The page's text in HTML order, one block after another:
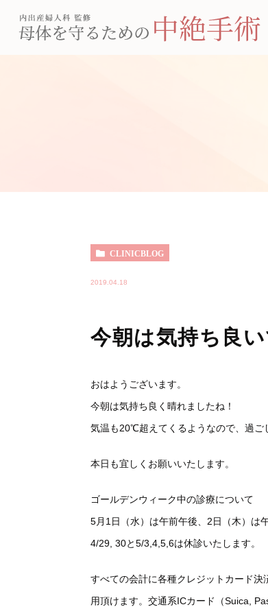
CLINICBLOG
2019.04.18
今朝は気持ち良
おはようございます。
今朝は気持ち良く晴れましたね！
気温も20℃超えてくるようなので、過ご
本日も宜しくお願いいたします。
ゴールデンウィーク中の診療について
5月1日（水）は午前午後、2日（木）は
4/29, 30と5/3,4,5,6は休診いたします。
すべての会計に各種クレジットカード
用頂けます。交通系ICカード（Suica,